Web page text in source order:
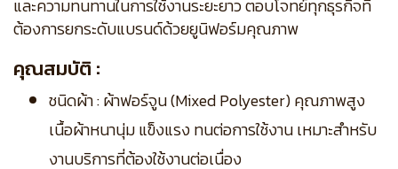
และความทนทานในการใช้งานระยะยาว ตอบโจทย์ทุกธุรกิจที่
ต้องการยกระดับแบรนด์ด้วยยูนิฟอร์มคุณภาพ
คุณสมบัติ :
ชนิดผ้า : ผ้าฟอร์จูน (Mixed Polyester) คุณภาพสูง
เนื้อผ้าหนานุ่ม แข็งแรง ทนต่อการใช้งาน เหมาะสำหรับ
งานบริการที่ต้องใช้งานต่อเนื่อง